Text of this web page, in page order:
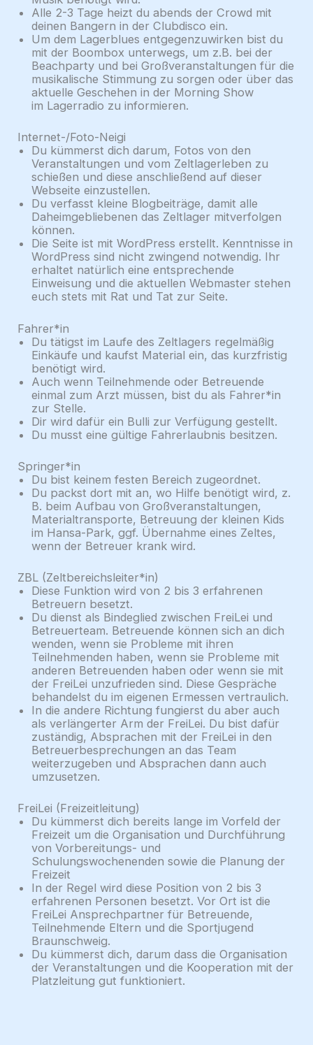
Alle 2-3 Tage heizt du abends der Crowd mit
deinen Bangern in der Clubdisco ein.
Um dem Lagerblues entgegenzuwirken bist du
mit der Boombox unterwegs, um z.B. bei der
Beachparty und bei Großveranstaltungen für die
musikalische Stimmung zu sorgen oder über das
aktuelle Geschehen in der Morning Show
im Lagerradio zu informieren.
Internet-/Foto-Neigi
Du kümmerst dich darum, Fotos von den
Veranstaltungen und vom Zeltlagerleben zu
schießen und diese anschließend auf dieser
Webseite einzustellen.
Du verfasst kleine Blogbeiträge, damit alle
Daheimgebliebenen das Zeltlager mitverfolgen
können.
Die Seite ist mit WordPress erstellt. Kenntnisse in
WordPress sind nicht zwingend notwendig. Ihr
erhaltet natürlich eine entsprechende
Einweisung und die aktuellen Webmaster stehen
euch stets mit Rat und Tat zur Seite.
Fahrer*in
Du tätigst im Laufe des Zeltlagers regelmäßig
Einkäufe und kaufst Material ein, das kurzfristig
benötigt wird.
Auch wenn Teilnehmende oder Betreuende
einmal zum Arzt müssen, bist du als Fahrer*in
zur Stelle.
Dir wird dafür ein Bulli zur Verfügung gestellt.
Du musst eine gültige Fahrerlaubnis besitzen.
Springer*in
Du bist keinem festen Bereich zugeordnet.
Du packst dort mit an, wo Hilfe benötigt wird, z.
B. beim Aufbau von Großveranstaltungen,
Materialtransporte, Betreuung der kleinen Kids
im Hansa-Park, ggf. Übernahme eines Zeltes,
wenn der Betreuer krank wird.
ZBL (Zeltbereichsleiter*in)
Diese Funktion wird von 2 bis 3 erfahrenen
Betreuern besetzt.
Du dienst als Bindeglied zwischen FreiLei und
Betreuerteam. Betreuende können sich an dich
wenden, wenn sie Probleme mit ihren
Teilnehmenden haben, wenn sie Probleme mit
anderen Betreuenden haben oder wenn sie mit
der FreiLei unzufrieden sind. Diese Gespräche
behandelst du im eigenen Ermessen vertraulich.
In die andere Richtung fungierst du aber auch
als verlängerter Arm der FreiLei. Du bist dafür
zuständig, Absprachen mit der FreiLei in den
Betreuerbesprechungen an das Team
weiterzugeben und Absprachen dann auch
umzusetzen.
FreiLei (Freizeitleitung)
Du kümmerst dich bereits lange im Vorfeld der
Freizeit um die Organisation und Durchführung
von Vorbereitungs- und
Schulungswochenenden sowie die Planung der
Freizeit
In der Regel wird diese Position von 2 bis 3
erfahrenen Personen besetzt. Vor Ort ist die
FreiLei Ansprechpartner für Betreuende,
Teilnehmende Eltern und die Sportjugend
Braunschweig.
Du kümmerst dich, darum dass die Organisation
der Veranstaltungen und die Kooperation mit der
Platzleitung gut funktioniert.